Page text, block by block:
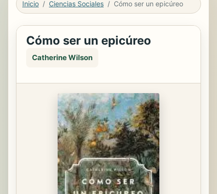
Inicio Ciencias Sociales Cómo ser un epicúreo
Cómo ser un epicúreo
Catherine Wilson